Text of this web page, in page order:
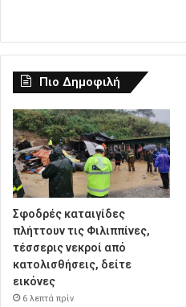
Πιο Δημοφιλή
Σφοδρές καταιγίδες
πλήττουν τις Φιλιππίνες,
τέσσερις νεκροί από
κατολισθήσεις, δείτε
εικόνες
6 λεπτά πρίν